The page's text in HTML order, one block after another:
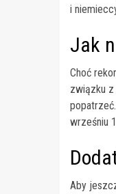
i
Jak
Choć
związku
wrześniu
Aby